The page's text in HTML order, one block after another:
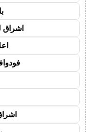
اشراق